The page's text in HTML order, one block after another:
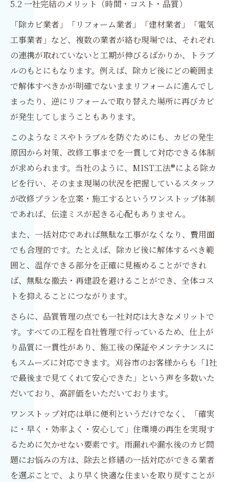
5.2 一社完結のメリット（時間・コスト・品質）
「除カビ業者」「リフォーム業者」「建材業者」「電気
工事業者」など、複数の業者が絡む現場では、それぞれ
の連携が取れていないと工期が伸びるばかりか、トラブ
ルのもとにもなります。例えば、除カビ後にどの範囲ま
で解体すべきかが明確でないままリフォームに進んでし
まったり、逆にリフォームで取り替えた場所に再びカビ
が発生してしまうこともあります。
このようなミスやトラブルを防ぐためにも、カビの発生
原因から対策、改修工事までを一貫して対応できる体制
が求められます。当社のように、MIST工法®による除カ
ビを行い、そのまま現場の状況を把握しているスタッフ
が改修プランを立案・施工するというワンストップ体制
であれば、伝達ミスが起きる心配もありません。
また、一括対応であれば無駄な工事がなくなり、費用面
でも合理的です。たとえば、除カビ後に解体するべき範
囲と、温存できる部分を正確に見極めることができれ
ば、無駄な撤去・再建設を避けることができ、全体コス
トを抑えることにつながります。
さらに、品質管理の点でも一社対応は大きなメリットで
す。すべての工程を自社管理で行っているため、仕上が
り品質に一貫性があり、施工後の保証やメンテナンスに
もスムーズに対応できます。刈谷市のお客様からも「1社
で最後まで見てくれて安心できた」という声を多数いた
だいており、高評価をいただいております。
ワンストップ対応は単に便利というだけでなく、「確実
に・早く・効率よく・安心して」住環境の再生を実現す
るために欠かせない要素です。雨漏れや漏水後のカビ問
題にお悩みの方は、除去と修繕の一括対応ができる業者
を選ぶことで、より早く快適な住まいを取り戻すことが